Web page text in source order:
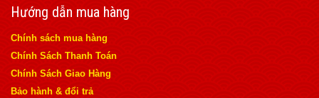
Hướng dẫn mua hàng
Chính sách mua hàng
Chính Sách Thanh Toán
Chính Sách Giao Hàng
Bảo hành & đổi trả